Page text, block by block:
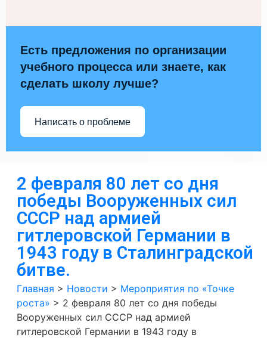
Есть предложения по организации
учебного процесса или знаете, как
сделать школу лучше?
Написать о проблеме
2 февраля 80 лет со дня
победы Вооруженных сил
СССР над армией
гитлеровской Германии в
1943 году в Сталинградской
битве.
Главная > Новости > Мероприятия по «Точке
роста» > 2 февраля 80 лет со дня победы
Вооруженных сил СССР над армией
гитлеровской Германии в 1943 году в